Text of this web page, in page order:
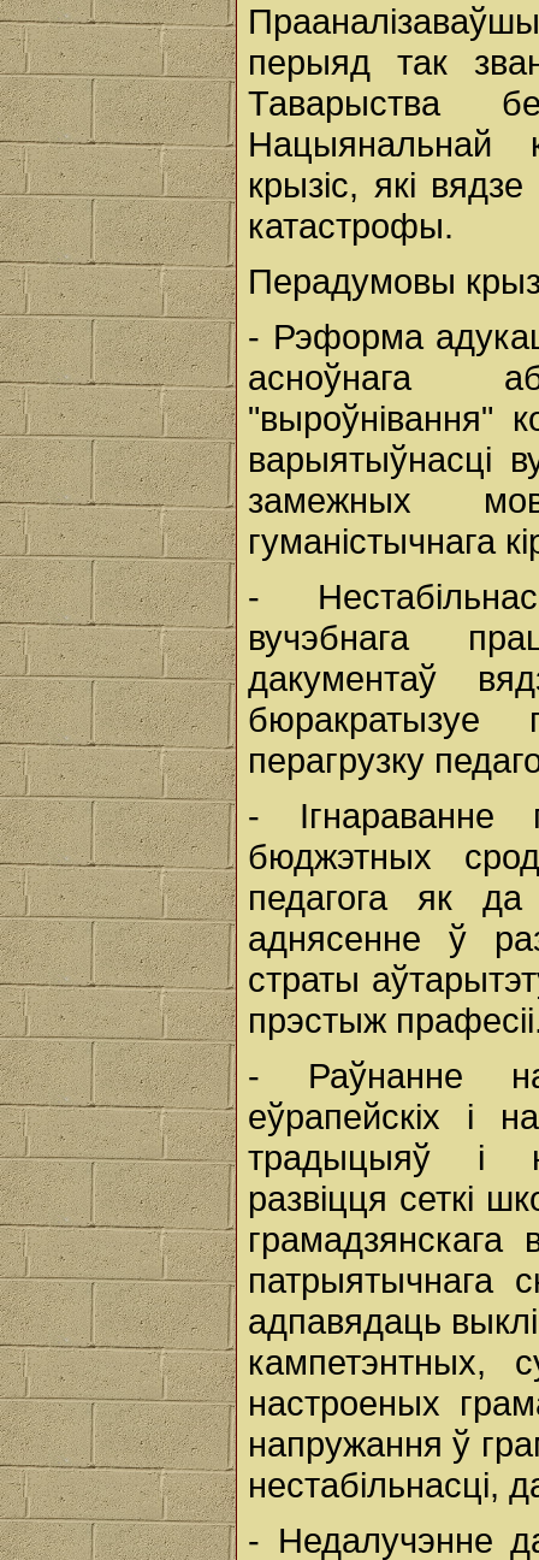
перыяд так
Таварыства
Нацыянальнай
крызіс, які
катастрофы.
Перадумовы
- Рэформа
асноўнага
"выроўнівання"
варыятыўнасці
замежных
гуманістычнага
-
вучэбнага
дакументаў
бюракратызуе
перагрузку
- Ігнараванне
бюджэтных
педагога як да
аднясенне ў
страты
прэстыж
- Раўнанне
еўрапейскіх і
традыцыяў і
развіцця сеткі
патрыятычнага
адпавядаць
кампетэнтных,
настроеных
напружання ў
нестабільнасці,
- Недалучэнне